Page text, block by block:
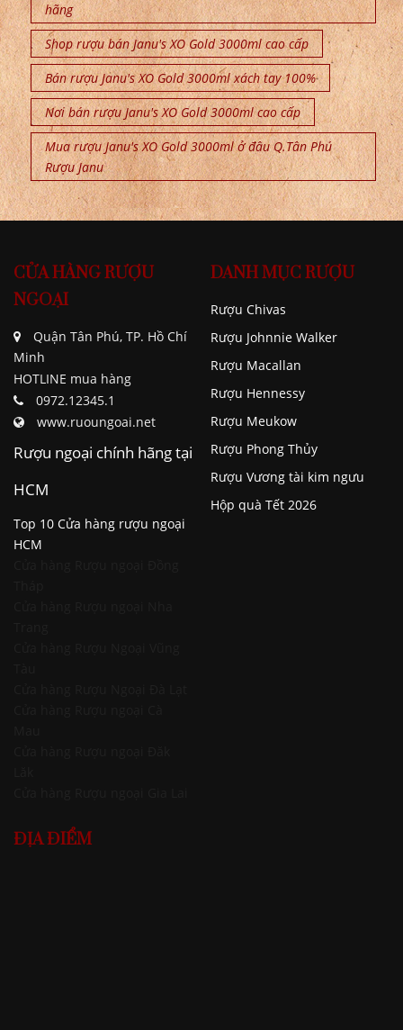
hãng
Shop rượu bán Janu's XO Gold 3000ml cao cấp
Bán rượu Janu's XO Gold 3000ml xách tay 100%
Nơi bán rượu Janu's XO Gold 3000ml cao cấp
Mua rượu Janu's XO Gold 3000ml ở đâu Q.Tân Phú
Rượu Janu
CỬA HÀNG RƯỢU
NGOẠI
Quận Tân Phú, TP. Hồ Chí
Minh
HOTLINE mua hàng
0972.12345.1
www.ruoungoai.net
Rượu ngoại chính hãng tại
HCM
Top 10 Cửa hàng rượu ngoại
HCM
DANH MỤC RƯỢU
Rượu Chivas
Rượu Johnnie Walker
Rượu Macallan
Rượu Hennessy
Rượu Meukow
Rượu Phong Thủy
Rượu Vương tài kim ngưu
Hộp quà Tết 2026
ĐỊA ĐIỂM